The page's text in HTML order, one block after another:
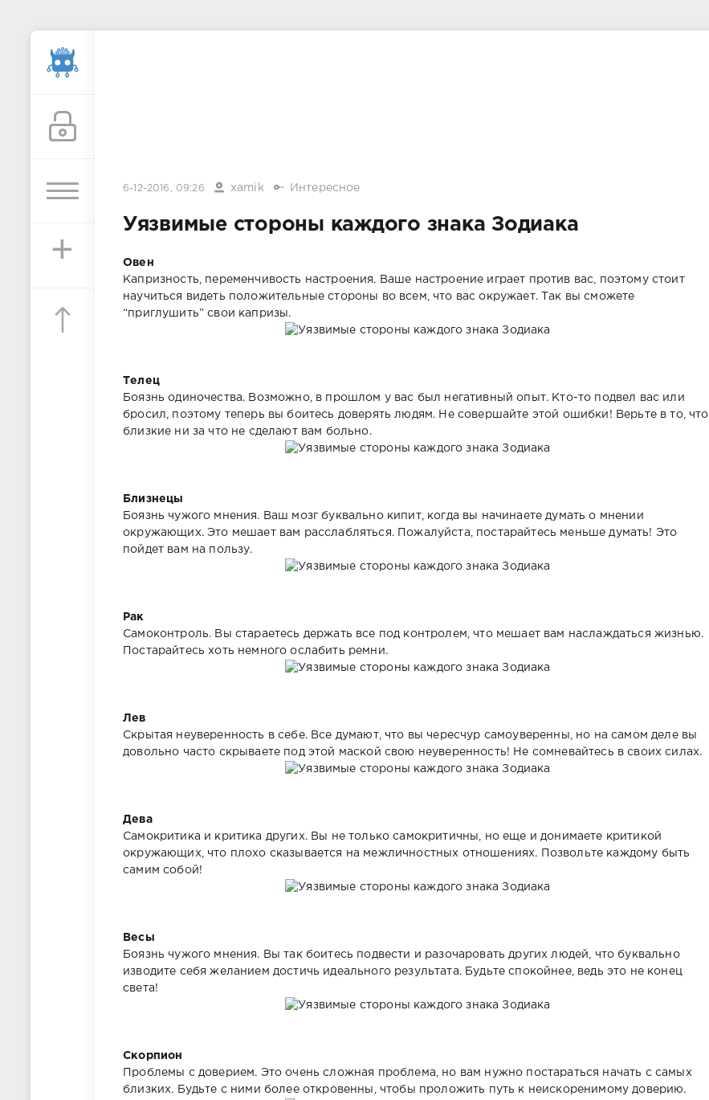
+
6-12-2016, 09:26 xamik Интересное
Уязвимые стороны каждого знака Зодиака
Овен
Капризность, переменчивость настроения. Ваше настроение играет против вас, поэтому стоит
научиться видеть положительные стороны во всем, что вас окружает. Так вы сможете
“приглушить” свои капризы.
Телец
Боязнь одиночества. Возможно, в прошлом у вас был негативный опыт. Кто-то подвел вас или
бросил, поэтому теперь вы боитесь доверять людям. Не совершайте этой ошибки! Верьте в то, что
близкие ни за что не сделают вам больно.
Близнецы
Боязнь чужого мнения. Ваш мозг буквально кипит, когда вы начинаете думать о мнении
окружающих. Это мешает вам расслабляться. Пожалуйста, постарайтесь меньше думать! Это
пойдет вам на пользу.
Рак
Самоконтроль. Вы стараетесь держать все под контролем, что мешает вам наслаждаться жизнью.
Постарайтесь хоть немного ослабить ремни.
Лев
Скрытая неуверенность в себе. Все думают, что вы чересчур самоуверенны, но на самом деле вы
довольно часто скрываете под этой маской свою неуверенность! Не сомневайтесь в своих силах.
Дева
Самокритика и критика других. Вы не только самокритичны, но еще и донимаете критикой
окружающих, что плохо сказывается на межличностных отношениях. Позвольте каждому быть
самим собой!
Весы
Боязнь чужого мнения. Вы так боитесь подвести и разочаровать других людей, что буквально
изводите себя желанием достичь идеального результата. Будьте спокойнее, ведь это не конец
света!
Скорпион
Проблемы с доверием. Это очень сложная проблема, но вам нужно постараться начать с самых
близких. Будьте с ними более откровенны, чтобы проложить путь к неискоренимому доверию.